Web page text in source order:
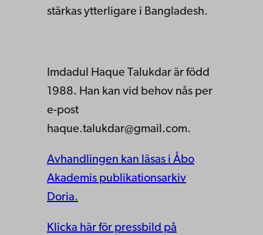
stärkas ytterligare i Bangladesh.
Imdadul Haque Talukdar är född
1988. Han kan vid behov nås per
e-post
haque.talukdar@gmail.com.
Avhandlingen kan läsas i Åbo
Akademis publikationsarkiv
Doria.
Klicka här för pressbild på